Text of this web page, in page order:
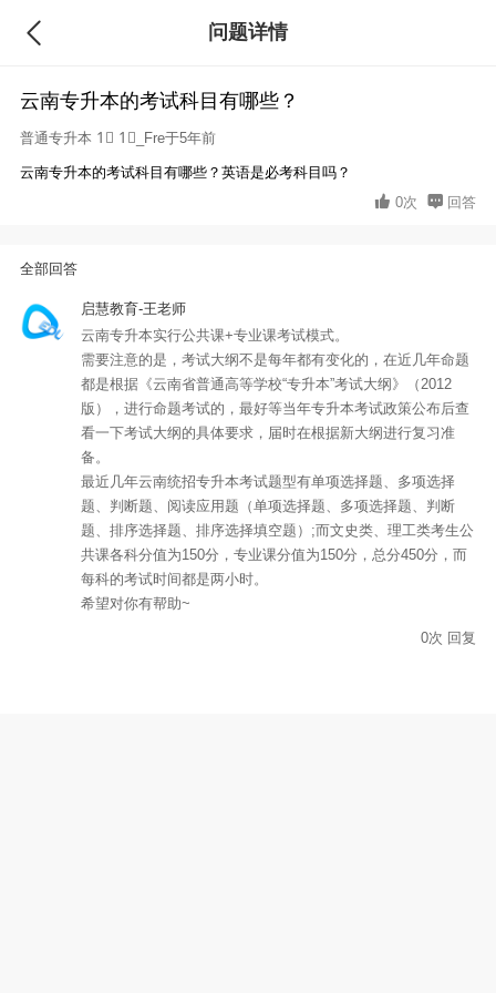
问题详情
云南专升本的考试科目有哪些？
普通专升本 1⃣ 1⃣_Fre于5年前
云南专升本的考试科目有哪些？英语是必考科目吗？
0次
回答
全部回答
启慧教育-王老师
云南专升本实行公共课+专业课考试模式。
需要注意的是，考试大纲不是每年都有变化的，在近几年命题
都是根据《云南省普通高等学校“专升本”考试大纲》（2012
版），进行命题考试的，最好等当年专升本考试政策公布后查
看一下考试大纲的具体要求，届时在根据新大纲进行复习准
备。
最近几年云南统招专升本考试题型有单项选择题、多项选择
题、判断题、阅读应用题（单项选择题、多项选择题、判断
题、排序选择题、排序选择填空题）;而文史类、理工类考生公
共课各科分值为150分，专业课分值为150分，总分450分，而
每科的考试时间都是两小时。
希望对你有帮助~
0次 回复